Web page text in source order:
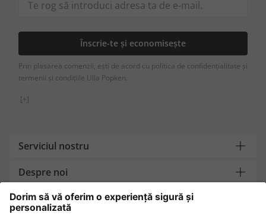
Înscrie-te și economisește
Prin plasarea comenzii, ești de acord cu politica de confidențialitate și
termenii și condițiile Ulla Popken.
[+]
Serviciul nostru
Despre noi
Contact